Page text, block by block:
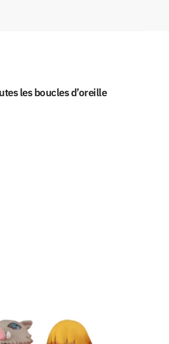
les boucles d’oreille